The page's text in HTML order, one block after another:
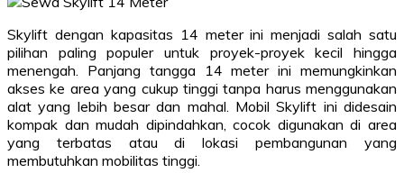
Skylift dengan kapasitas 14 meter ini menjadi salah satu
pilihan paling populer untuk proyek-proyek kecil hingga
menengah. Panjang tangga 14 meter ini memungkinkan
akses ke area yang cukup tinggi tanpa harus menggunakan
alat yang lebih besar dan mahal. Mobil Skylift ini didesain
kompak dan mudah dipindahkan, cocok digunakan di area
yang terbatas atau di lokasi pembangunan yang
membutuhkan mobilitas tinggi.